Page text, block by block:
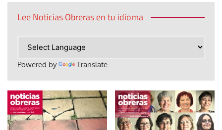
Lee Noticias Obreras en tu idioma
Powered by Translate